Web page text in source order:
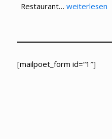
Restaurant… 17.08.2021:
Braunen
waren
weiterlesen
[mailpoet_form id=“1″]